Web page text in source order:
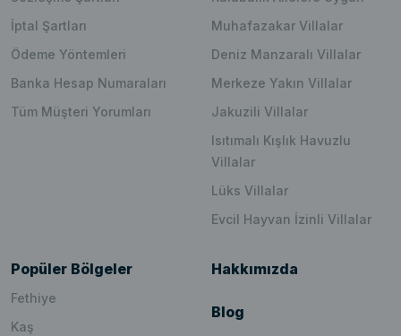
İptal Şartları
Ödeme Yöntemleri
Banka Hesap Numaraları
Tüm Müşteri Yorumları
Muhafazakar Villalar
Deniz Manzaralı Villalar
Merkeze Yakın Villalar
Jakuzili Villalar
Isıtımalı Kışlık Havuzlu
Villalar
Lüks Villalar
Evcil Hayvan İzinli Villalar
Popüler Bölgeler
Fethiye
Kaş
Hakkımızda
Blog